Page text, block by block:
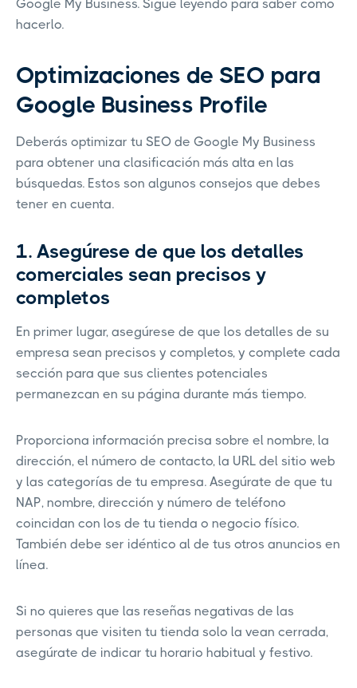
Google My Business. Sigue leyendo para saber cómo
hacerlo.
Optimizaciones de SEO para
Google Business Profile
Deberás optimizar tu SEO de Google My Business
para obtener una clasificación más alta en las
búsquedas. Estos son algunos consejos que debes
tener en cuenta.
1. Asegúrese de que los detalles
comerciales sean precisos y
completos
En primer lugar, asegúrese de que los detalles de su
empresa sean precisos y completos, y complete cada
sección para que sus clientes potenciales
permanezcan en su página durante más tiempo.
Proporciona información precisa sobre el nombre, la
dirección, el número de contacto, la URL del sitio web
y las categorías de tu empresa. Asegúrate de que tu
NAP, nombre, dirección y número de teléfono
coincidan con los de tu tienda o negocio físico.
También debe ser idéntico al de tus otros anuncios en
línea.
Si no quieres que las reseñas negativas de las
personas que visiten tu tienda solo la vean cerrada,
asegúrate de indicar tu horario habitual y festivo.